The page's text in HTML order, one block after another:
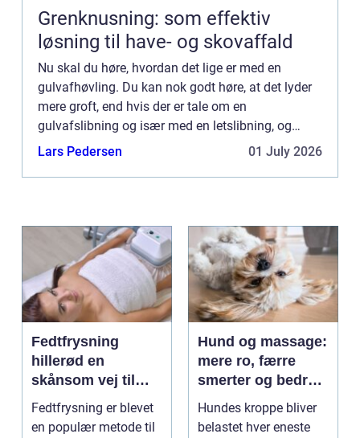
Grenknusning: som effektiv
løsning til have- og skovaffald
Nu skal du høre, hvordan det lige er med en
gulvafhøvling. Du kan nok godt høre, at det lyder
mere groft, end hvis der er tale om en
gulvafslibning og især med en letslibning, og
sådan er situationen da også i d...
Lars Pedersen 01 July 2026
Fedtfrysning
hillerød en
skånsom vej til
reduktion af lokale
fedtdepoter
Fedtfrysning er blevet
en populær metode til
Hund og massage:
mere ro, færre
smerter og bedre
bevægelse
Hundes kroppe bliver
belastet hver eneste